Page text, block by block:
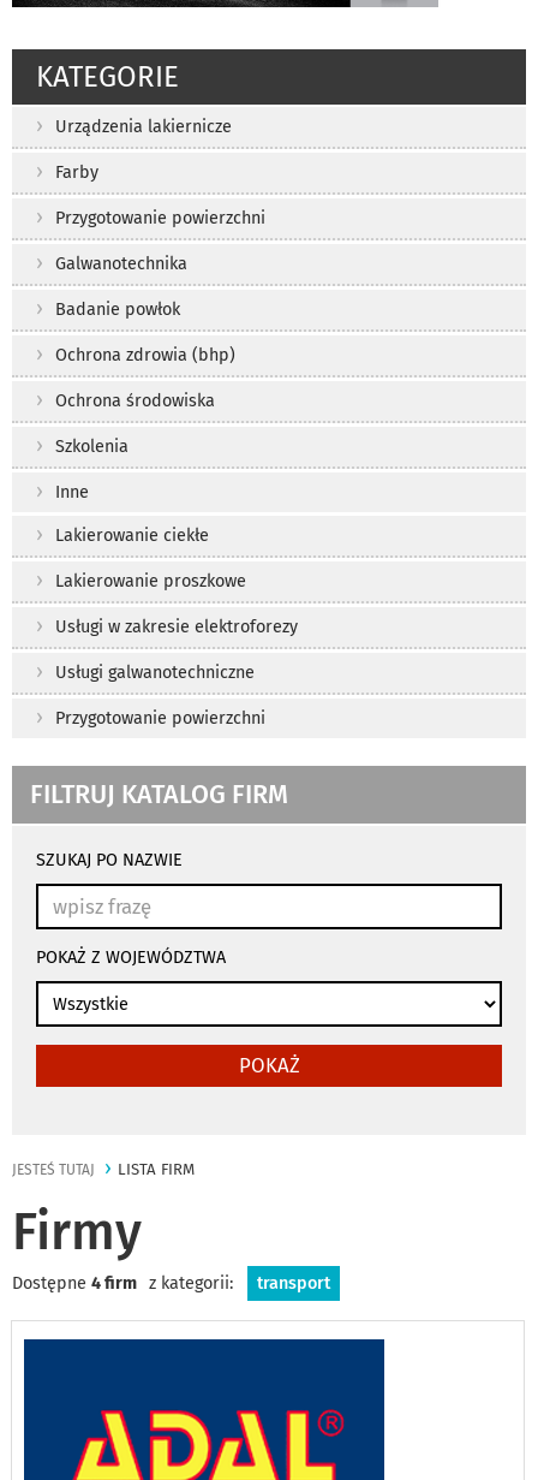
KATEGORIE
Urządzenia lakiernicze
Farby
Przygotowanie powierzchni
Galwanotechnika
Badanie powłok
Ochrona zdrowia (bhp)
Ochrona środowiska
Szkolenia
Inne
Lakierowanie ciekłe
Lakierowanie proszkowe
Usługi w zakresie elektroforezy
Usługi galwanotechniczne
Przygotowanie powierzchni
FILTRUJ KATALOG FIRM
wyszukiwania
automatycznie
SZUKAJ PO NAZWIE
POKAŻ Z WOJEWÓDZTWA
POKAŻ
JESTEŚ TUTAJ LISTA FIRM
Firmy
Dostępne 4 firm z kategorii: transport